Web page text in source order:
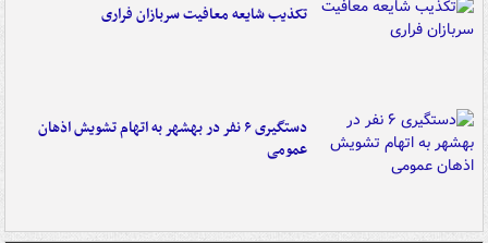
تکذیب شایعه معافیت سربازان فراری
دستگیری ۶ نفر در بهشهر به اتهام تشویش اذهان
عمومی